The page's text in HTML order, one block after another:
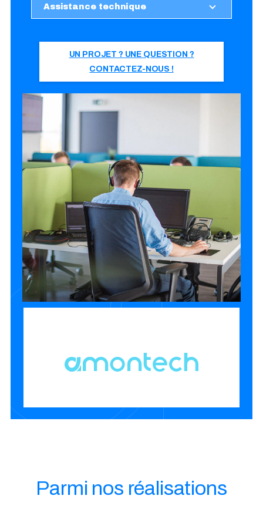
Assistance technique
UN PROJET ? UNE QUESTION ?
CONTACTEZ-NOUS !
Parmi nos réalisations